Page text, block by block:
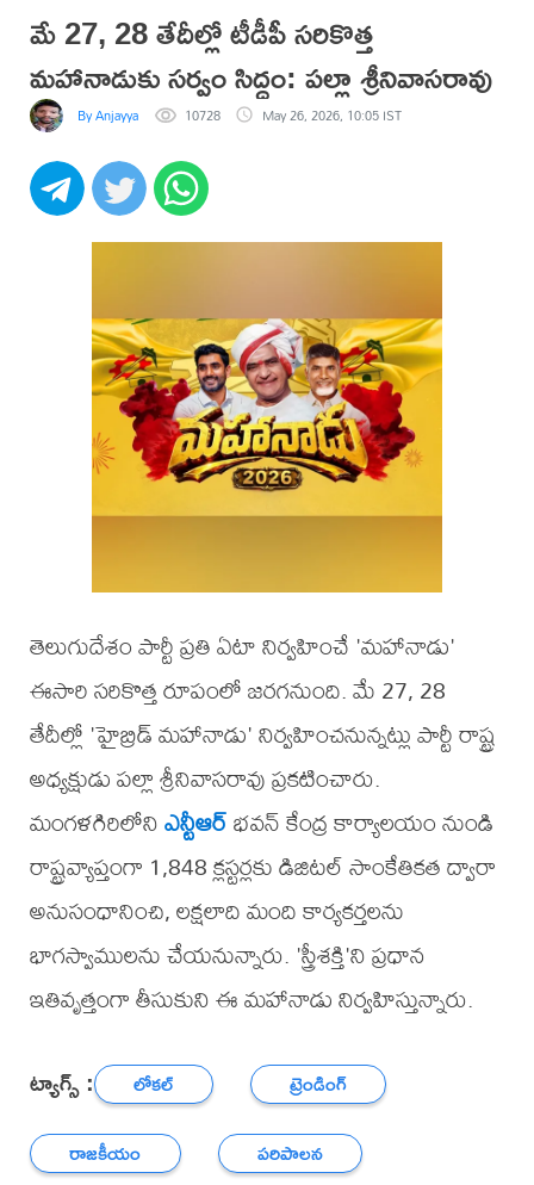
మే 27, 28 తేదీల్లో టీడీపీ సరికొత్త
మహానాడుకు సర్వం సిద్ధం: పల్లా శ్రీనివాసరావు
By Anjayya 10728 May 26, 2026, 10:05 IST
తెలుగుదేశం పార్టీ ప్రతి ఏటా నిర్వహించే 'మహానాడు'
ఈసారి సరికొత్త రూపంలో జరగనుంది. మే 27, 28
తేదీల్లో 'హైబ్రిడ్ మహానాడు' నిర్వహించనున్నట్లు పార్టీ రాష్ట్ర
అధ్యక్షుడు పల్లా శ్రీనివాసరావు ప్రకటించారు.
మంగళగిరిలోనిఎన్టీఆర్భవన్ కేంద్ర కార్యాలయం నుండి
రాష్ట్రవ్యాప్తంగా 1,848 క్లస్టర్లకు డిజిటల్ సాంకేతికత ద్వారా
అనుసంధానించి, లక్షలాది మంది కార్యకర్తలను
భాగస్వాములను చేయనున్నారు. 'స్త్రీశక్తి'ని ప్రధాన
ఇతివృత్తంగా తీసుకుని ఈ మహానాడు నిర్వహిస్తున్నారు.
ట్యాగ్స్ : లోకల్
ట్రెండింగ్
రాజకీయం
పరిపాలన